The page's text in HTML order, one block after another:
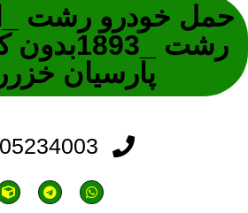
حمل خودرو رشت
رشت
پارسیان